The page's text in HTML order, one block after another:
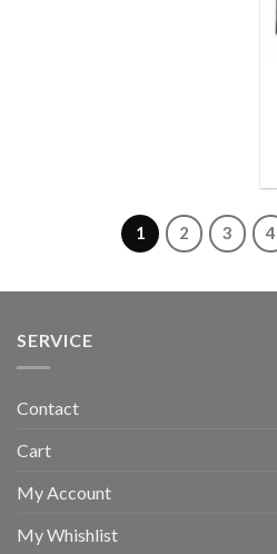
1 2 3 4
SERVICE
Contact
Cart
My Account
My Whishlist